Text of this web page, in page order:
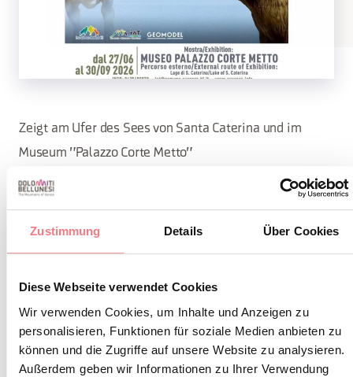
Zustimmung Details Über Cookies
Diese Webseite verwendet Cookies
Wir verwenden Cookies, um Inhalte und Anzeigen zu
personalisieren, Funktionen für soziale Medien anbieten zu
können und die Zugriffe auf unsere Website zu analysieren.
Außerdem geben wir Informationen zu Ihrer Verwendung
Zeigt am Ufer des Sees von Santa Caterina und im
Museum "Palazzo Corte Metto"
Öffnungszeiten Palazzo Corte Metto:
10.00 - 12.30 und 16.00-19.30
Auronzo Tre Cime. Dai dinosauri ai mammut
So erreichen Sie uns